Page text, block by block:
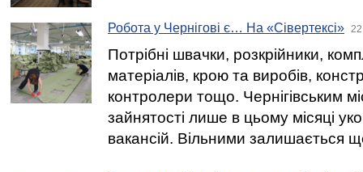
Робота у Чернігові є… На «Сівертексі»
Потрібні швачки, розкрійники,
матеріалів, крою та виробів,
контролери тощо. Чернігівським
зайнятості лише в цьому місяці
вакансій. Вільними залишається